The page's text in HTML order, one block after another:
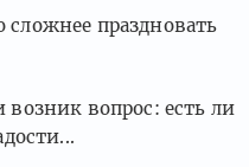
сложнее праздновать
возник вопрос: есть ли